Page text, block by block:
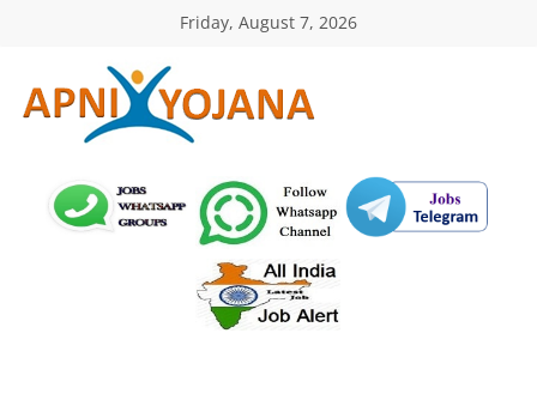
Friday, August 7, 2026
ApniYojana.com
सरकारी
योजनाएँ,